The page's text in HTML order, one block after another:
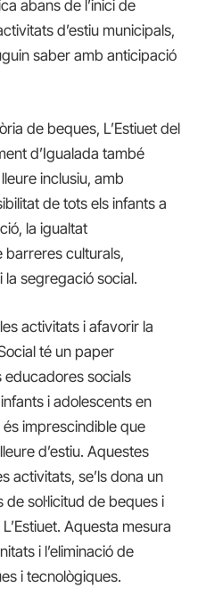
abans de l’inici de
d’estiu municipals,
saber amb anticipació
de beques, L’Estiuet del
d’Igualada també
inclusiu, amb
de tots els infants a
la igualtat
barreres culturals,
la segregació social.
activitats i afavorir la
té un paper
educadores socials
i adolescents en
imprescindible que
d’estiu. Aquestes
activitats, se’ls dona un
sol·licitud de beques i
Aquesta mesura
i l’eliminació de
i tecnològiques.